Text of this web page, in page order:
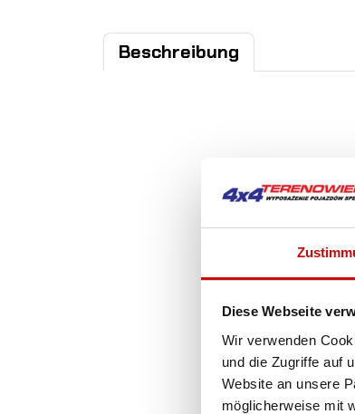
Diese Webseite
Wir verwenden
und die Zugriffe auf
Website an unsere
möglicherweise mit
Beschreibung